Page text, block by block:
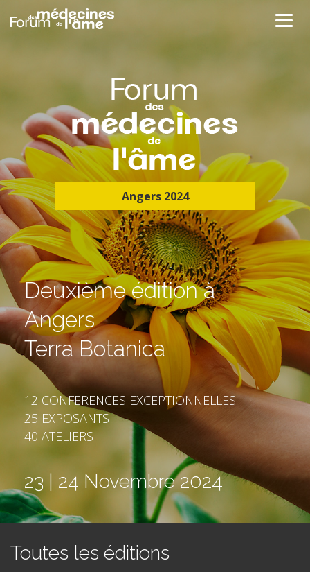
Deuxième édition à
Angers
Terra Botanica
12 CONFERENCES EXCEPTIONNELLES
25 EXPOSANTS
40 ATELIERS
23 | 24 Novembre 2024
Angers 2024
Toutes les éditions